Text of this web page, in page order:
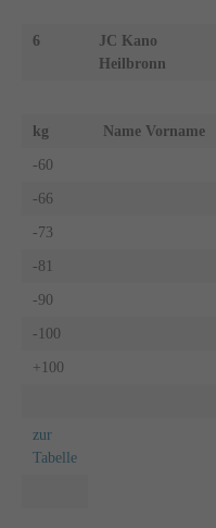
6
JC Kano
Heilbronn
kg Name Vorname
-60
-66
-73
-81
-90
-100
+100
zur
Tabelle